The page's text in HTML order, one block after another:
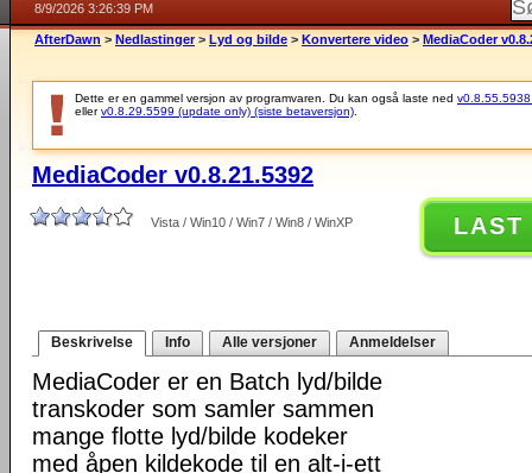
8/9/2026 3:26:39 PM
AfterDawn > Nedlastinger > Lyd og bilde > Konvertere video > MediaCoder
Dette er en gammel versjon av programvaren. Du kan også laste ned v0.8.55.5938
ellerv0.8.29.5599 (update only) (siste betaversjon)
MediaCoder v0.8.21.5392
Vista / Win10 / Win7 / Win8 / WinXP LAST
Beskrivelse Info Alle versjoner Anmeldelser
MediaCoder er en Batch lyd/bilde
transkoder som samler sammen
mange flotte lyd/bilde kodeker
med åpen kildekode til en alt-i-ett